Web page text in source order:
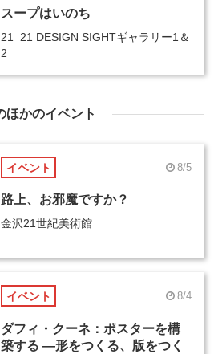
スープはいのち
21_21 DESIGN SIGHTギャラリー1＆
2
ほかのイベント
イベント 8/5
路上、お邪魔ですか？
金沢21世紀美術館
イベント 8/4
ダフィ・クーネ：ポスターを構
築する ―形をつくる、版をつく